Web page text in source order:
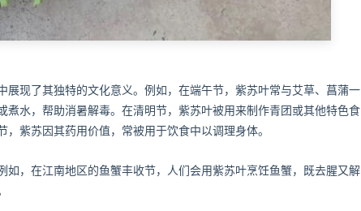
现了其独特的文化意义。例如，在端午节，紫苏叶常与艾草、菖蒲一
水，帮助消暑解毒。在清明节，紫苏叶被用来制作青团或其他特色食
紫苏因其药用价值，常被用于饮食中以调理身体。
，在江南地区的鱼蟹丰收节，人们会用紫苏叶烹饪鱼蟹，既去腥又解